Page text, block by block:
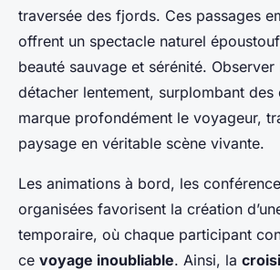
traversée des fjords. Ces passages
offrent un spectacle naturel
beauté sauvage et sérénité.
détacher lentement, surplombant des
marque profondément le voyageur,
paysage en véritable scène vivante.
Les animations à bord, les
organisées favorisent la création
temporaire, où chaque participant
ce voyage inoubliable. Ainsi, la